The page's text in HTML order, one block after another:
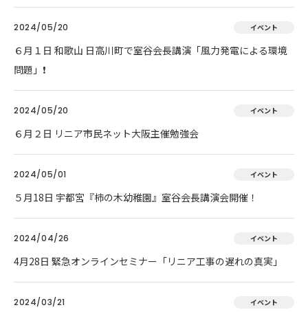
2024/05/20 イベント
６月１日 和歌山 日高川町で室谷会長講演「風力発電による環境
問題」❗
2024/05/20 イベント
６月２日 リニア市民ネット大阪主催勉強会
2024/05/01 イベント
５月18日 宇都宮『柿の木幼稚園』室谷会長講演会開催！
2024/04/26 イベント
4月28日 緊急オンラインセミナー「リニア工事の遅れの真実」
2024/03/21 イベント